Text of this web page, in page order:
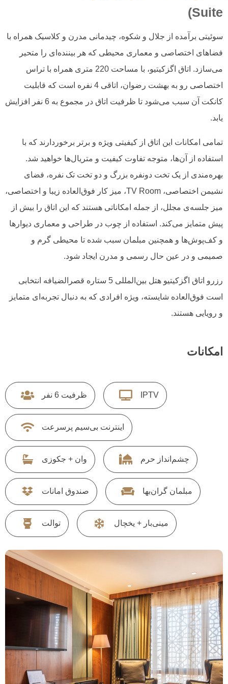
Suite)
سوئیتی برآمده از جلال و شکوه، چیدمانی مدرن و کلاسیک همراه با
فضاهای اختصاصی و معماری محیطی که هر بیننده‌ای را متحیر
می‌سازد. اتاق اگزکیتیو، با مساحت 220 متری همراه با تراس
اختصاصی رو به بهشت رضوان، اتاقی 4 نفره است که قابلیت
کانکت آن سبب می‌شود تا ظرفیت اتاق در مجموع به 6 نفر افزایش
یابد.
تمامی امکانات این اتاق از کیفیتی ویژه و برتر برخوردارند که با
استفاده از آن‌ها، متوجه تفاوت کیفیت و متریال‌ها خواهید شد.
بهره‌مندی از یک تخت دونفره بزرگ و دو تخت تک نفره، فضای
نشیمن اختصاصی، TV Room، میز کار فوق‌العاده زیبا و اختصاصی،
میز جلسه‌ی مجلل، از جمله امکاناتی هستند که این اتاق را بیش از
پیش متمایز می‌کند. استفاده از چوب در طراحی و معماری دیوارها
و کف‌پوش‌ها و همچنین مبلمان سبب شده تا محیطی گرم و
صمیمی و در عین حال رسمی و مدرن ایجاد شود.
رزرو اتاق اگزکیتیو هتل بین‌المللی 5 ستاره قصرالضیافه انتخابی
است فوق‌العاده شایسته، ویژه افرادی که به دنبال تجربه‌ای متمایز
و رویایی هستند.
امکانات
IPTV ظرفیت 6 نفر
اینترنت بی‌سیم پرسرعت
چشم‌انداز حرم وان + جکوزی
مبلمان گران‌بها صندوق امانات
مینی‌بار + یخچال توالت